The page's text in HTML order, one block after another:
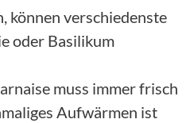
können verschiedenste
oder Basilikum
muss immer frisch
Aufwärmen ist